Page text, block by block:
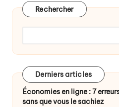
Rechercher
Derniers articles
Économies en ligne : 7
sans que vous le sachiez